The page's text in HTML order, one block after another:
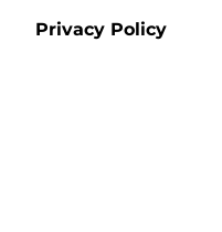
Privacy Policy